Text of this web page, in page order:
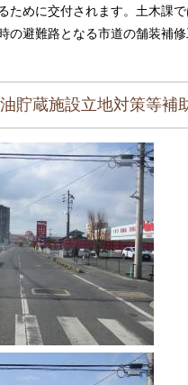
ために交付されます。土木課
の避難路となる市道の舗装補
貯蔵施設立地対策等補